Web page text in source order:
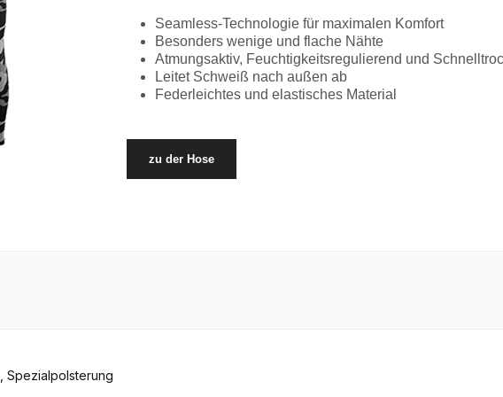
Seamless-Technologie für maximalen Komfort
Besonders wenige und flache Nähte
Atmungsaktiv, Feuchtigkeitsregulierend und
Leitet Schweiß nach außen ab
Federleichtes und elastisches Material
zu der Hose